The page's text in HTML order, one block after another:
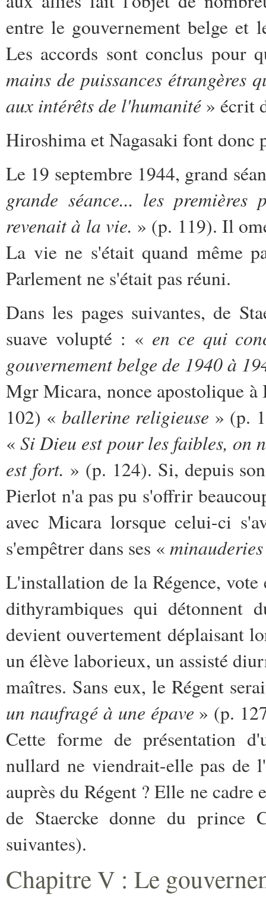
entre le gouvernement belge et
Les accords sont conclus pour
mains de puissances étrangères
aux intérêts de l'humanité » écrit
Hiroshima et Nagasaki font donc
Le 19 septembre 1944, grand
grande séance... les
revenait à la vie. » (p. 119). Il
La vie ne s'était quand même
Parlement ne s'était pas réuni.
Dans les pages suivantes, de
suave volupté : « en ce qui
gouvernement belge de 1940 à
Mgr Micara, nonce apostolique
102) « ballerine religieuse » (p.
«Si Dieu est pour les faibles, on
est fort. » (p. 124). Si, depuis
Pierlot n'a pas pu s'offrir
avec Micara lorsque celui-ci
s'empêtrer dans ses «
L'installation de la Régence, vote
dithyrambiques qui
devient ouvertement déplaisant
un élève laborieux, un assisté
maîtres. Sans eux, le Régent
un naufragé à une épave » (p.
Cette forme de présentation
nullard ne viendrait-elle pas de
auprès du Régent ? Elle ne
de Staercke donne du prince
suivantes).
Chapitre V : Le